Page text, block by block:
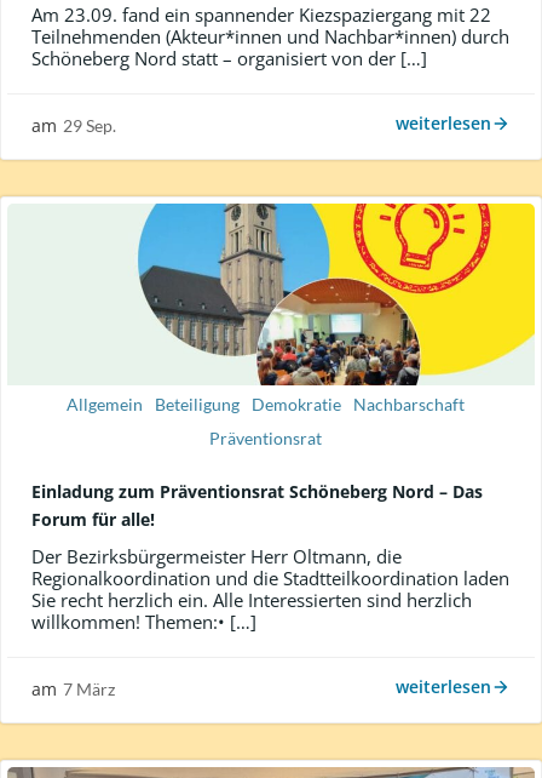
Am 23.09. fand ein spannender Kiezspaziergang mit 22
Teilnehmenden (Akteur*innen und Nachbar*innen) durch
Schöneberg Nord statt – organisiert von der […]
am 29 Sep. weiterlesen
Allgemein Beteiligung Demokratie
Nachbarschaft
Präventionsrat
Einladung zum Präventionsrat Schöneberg Nord – Das
Forum für alle!
Der Bezirksbürgermeister Herr Oltmann, die
Regionalkoordination und die Stadtteilkoordination laden
Sie recht herzlich ein. Alle Interessierten sind herzlich
willkommen! Themen:• […]
am 7 März weiterlesen